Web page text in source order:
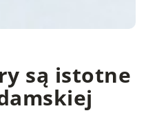
są istotne